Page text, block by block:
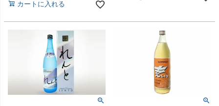
カートに入れる